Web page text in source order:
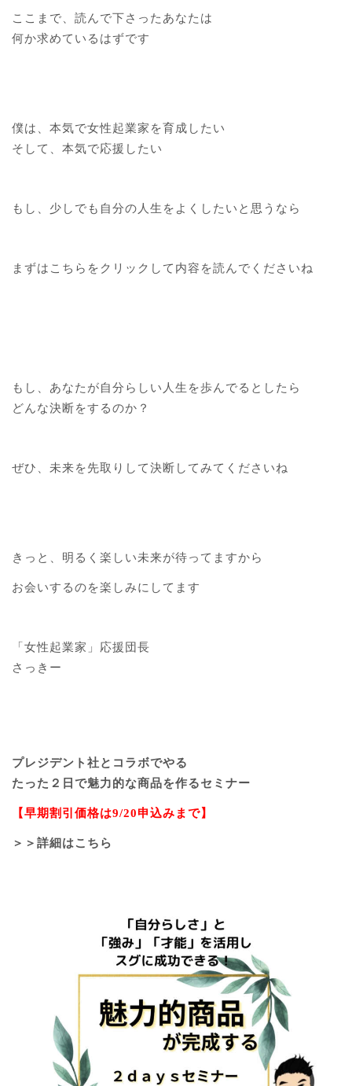
ここまで、読んで下さったあなたは
何か求めているはずです
僕は、本気で女性起業家を育成したい
そして、本気で応援したい
もし、少しでも自分の人生をよくしたいと思うなら
まずはこちらをクリックして内容を読んでくださいね
もし、あなたが自分らしい人生を歩んでるとしたら
どんな決断をするのか？
ぜひ、未来を先取りして決断してみてくださいね
きっと、明るく楽しい未来が待ってますから
お会いするのを楽しみにしてます
「女性起業家」応援団長
さっきー
プレジデント社とコラボでやる
たった２日で魅力的な商品を作るセミナー
【早期割引価格は9/20申込みまで】
＞＞詳細はこちら